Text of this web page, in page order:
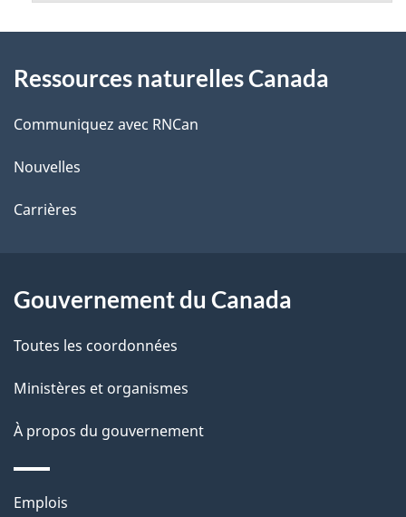
t
i
o
n
propos
de
ce
site
Ressources naturelles Canada
Communiquez avec RNCan
Nouvelles
Carrières
Gouvernement du Canada
Toutes les coordonnées
Ministères et organismes
À propos du gouvernement
Thèmes
Emplois